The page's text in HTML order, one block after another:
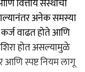
वित्तीय संस्थांची
अनेक समस्या
वाढत होते आणि
होत असल्यामुळे
आणि स्पष्ट नियम लागू